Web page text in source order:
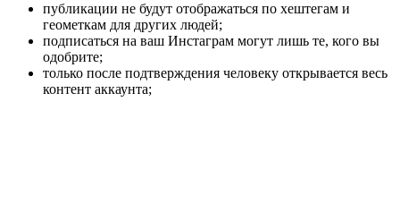
публикации не будут отображаться по хештегам и
геометкам для других людей;
подписаться на ваш Инстаграм могут лишь те, кого вы
одобрите;
только после подтверждения человеку открывается весь
контент аккаунта;